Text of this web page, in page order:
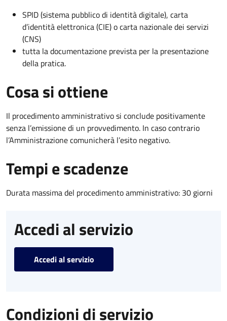
SPID (sistema pubblico di identità digitale), carta
d’identità elettronica (CIE) o carta nazionale dei servizi
(CNS)
tutta la documentazione prevista per la presentazione
della pratica.
Cosa si ottiene
Il procedimento amministrativo si conclude positivamente
senza l’emissione di un provvedimento. In caso contrario
l’Amministrazione comunicherà l’esito negativo.
Tempi e scadenze
Durata massima del procedimento amministrativo: 30 giorni
Accedi al servizio
Accedi al servizio
Condizioni di servizio